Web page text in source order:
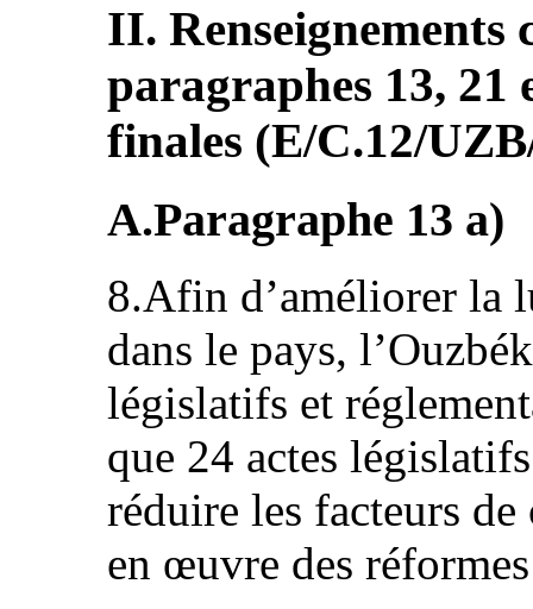
II. Renseignements
paragraphes 13, 21
finales (E/C.12/
A.Paragraphe 13 а)
8.Afin d’améliorer la
dans le pays,
législatifs et
que 24 actes
réduire les facteurs
en œuvre des